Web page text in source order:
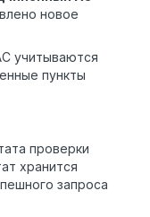
новое
учитываются
пункты
проверки
хранится
запроса